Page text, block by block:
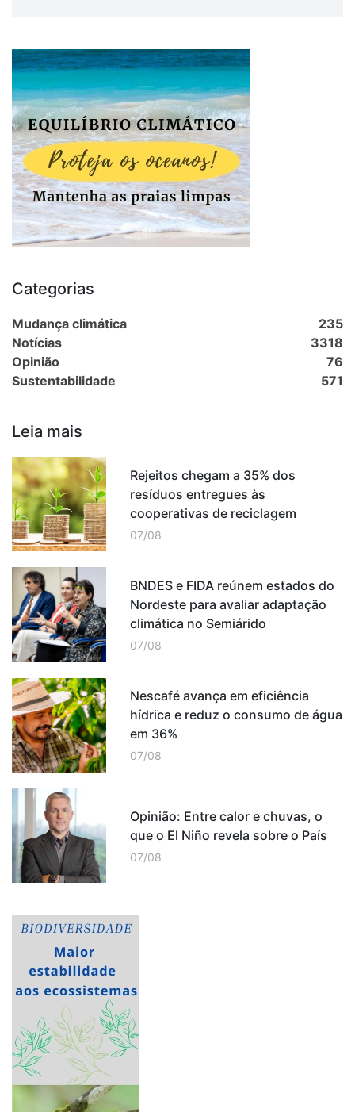
Categorias
Mudança climática
235
Notícias
3318
Opinião
76
Sustentabilidade
571
Leia mais
Rejeitos chegam a 35% dos
resíduos entregues às
cooperativas de reciclagem
07/08
BNDES e FIDA reúnem estados do
Nordeste para avaliar adaptação
climática no Semiárido
07/08
Nescafé avança em eficiência
hídrica e reduz o consumo de água
em 36%
07/08
Opinião: Entre calor e chuvas, o
que o El Niño revela sobre o País
07/08